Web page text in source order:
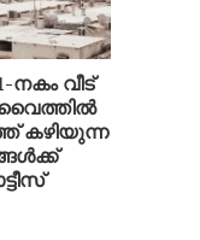
നകം വീട്
കഴിയുന്ന